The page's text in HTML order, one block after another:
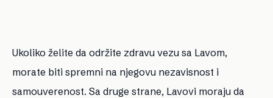
Ukoliko želite da održite zdravu vezu sa Lavom,
morate biti spremni na njegovu nezavisnost i
samouverenost. Sa druge strane, Lavovi moraju da